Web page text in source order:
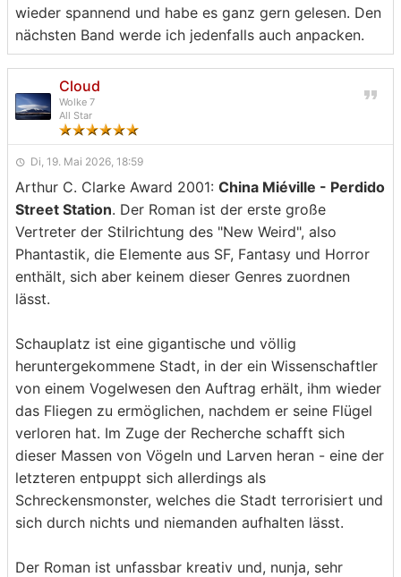
wieder spannend und habe es ganz gern gelesen. Den
nächsten Band werde ich jedenfalls auch anpacken.
Cloud
Wolke 7
All Star
Di, 19. Mai 2026, 18:59
Arthur C. Clarke Award 2001: China Miéville - Perdido
Street Station. Der Roman ist der erste große
Vertreter der Stilrichtung des "New Weird", also
Phantastik, die Elemente aus SF, Fantasy und Horror
enthält, sich aber keinem dieser Genres zuordnen
lässt.
Schauplatz ist eine gigantische und völlig
heruntergekommene Stadt, in der ein Wissenschaftler
von einem Vogelwesen den Auftrag erhält, ihm wieder
das Fliegen zu ermöglichen, nachdem er seine Flügel
verloren hat. Im Zuge der Recherche schafft sich
dieser Massen von Vögeln und Larven heran - eine der
letzteren entpuppt sich allerdings als
Schreckensmonster, welches die Stadt terrorisiert und
sich durch nichts und niemanden aufhalten lässt.
Der Roman ist unfassbar kreativ und, nunja, sehr